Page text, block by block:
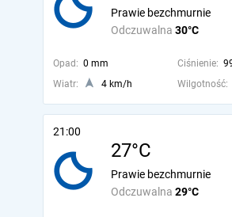
Odczuwalna 30°C
Prawie bezchmurnie
Opad: 0 mm Ciśnienie:
Wiatr:
4 km/h Wilgotność:
21:00
27°C
Odczuwalna 29°C
Prawie bezchmurnie